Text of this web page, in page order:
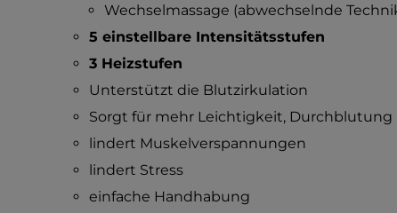
Wechselmassage (abwechselnde
5 einstellbare Intensitätsstufen
3 Heizstufen
Unterstützt die Blutzirkulation
Sorgt für mehr Leichtigkeit,
lindert Muskelverspannungen
lindert Stress
einfache Handhabung